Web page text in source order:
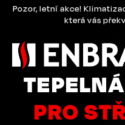
PřejítPozor, letní akce!
která vás
PRO